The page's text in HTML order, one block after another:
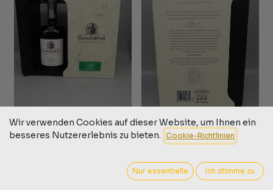
Wir verwenden Cookies auf dieser Website, um Ihnen ein
besseres Nutzererlebnis zu bieten. Cookie-Richtlinien
Nur essentielle Ich stimme zu